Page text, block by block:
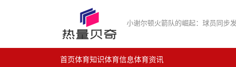
小谢尔顿火箭队的崛起：球员同步
首页体育知识体育信息体育资讯